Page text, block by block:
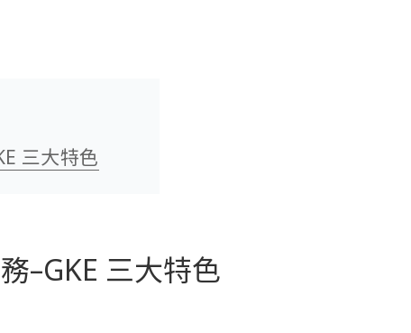
三大特色
–GKE 三大特色